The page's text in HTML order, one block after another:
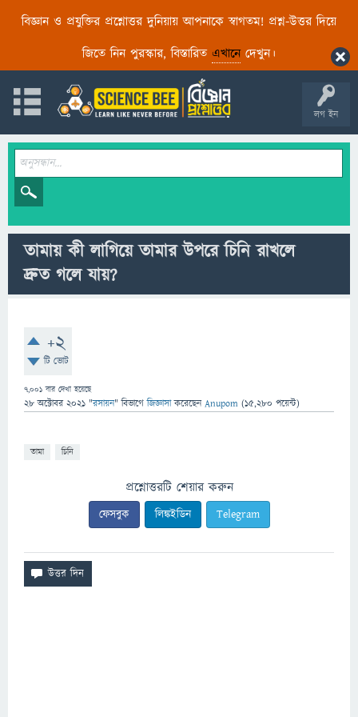
বিজ্ঞান ও প্রযুক্তির প্রশ্নোত্তর দুনিয়ায় আপনাকে স্বাগতম! প্রশ্ন-উত্তর দিয়ে
জিতে নিন পুরস্কার, বিস্তারিত এখানেদেখুন।
লগ ইন
তামায় কী লাগিয়ে তামার উপরে চিনি রাখলে
দ্রুত গলে যায়?
+2
টি ভোট
7,001 বার দেখা হয়েছে
28 অক্টোবর 2021 "রসায়ন" বিভাগে জিজ্ঞাসাকরেছেনAnupom (15,280 পয়েন্ট)
তামা চিনি
প্রশ্নোত্তরটি শেয়ার করুন
ফেসবুক লিঙ্কইডিন Telegram